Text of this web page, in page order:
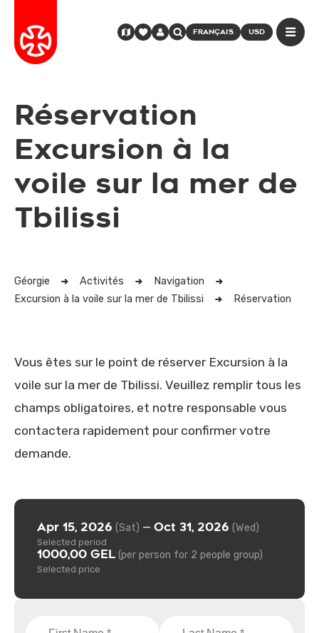
FRANÇAIS USD
Réservation
Excursion à la
voile sur la mer de
Tbilissi
Géorgie Activités
Navigation
Excursion à la voile sur la mer de Tbilissi
Réservation
Vous êtes sur le point de réserver Excursion à la
voile sur la mer de Tbilissi. Veuillez remplir tous les
champs obligatoires, et notre responsable vous
contactera rapidement pour confirmer votre
demande.
Apr 15, 2026 (Sat) — Oct 31, 2026 (Wed)
Selected period
1000,00 GEL (per person for 2 people group)
Selected price